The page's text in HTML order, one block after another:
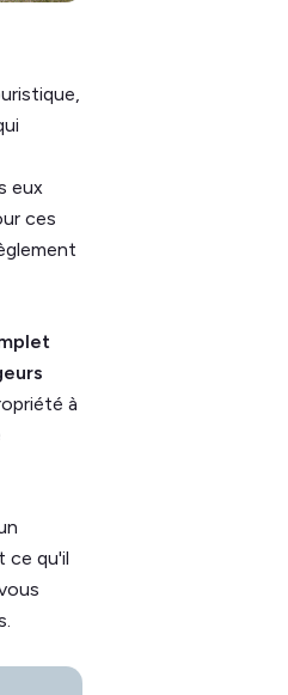
eux
ces
à
ce qu'il